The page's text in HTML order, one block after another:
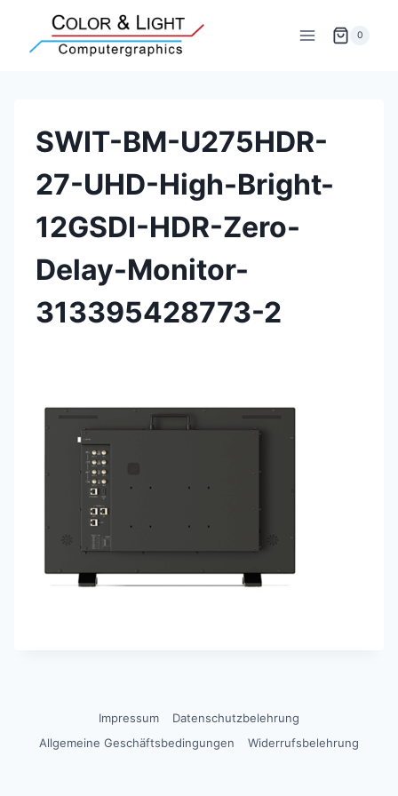
springen
0
SWIT-BM-U275HDR-
27-UHD-High-Bright-
12GSDI-HDR-Zero-
Delay-Monitor-
313395428773-2
Impressum
Datenschutzbelehrung
Allgemeine Geschäftsbedingungen
Widerrufsbelehrung